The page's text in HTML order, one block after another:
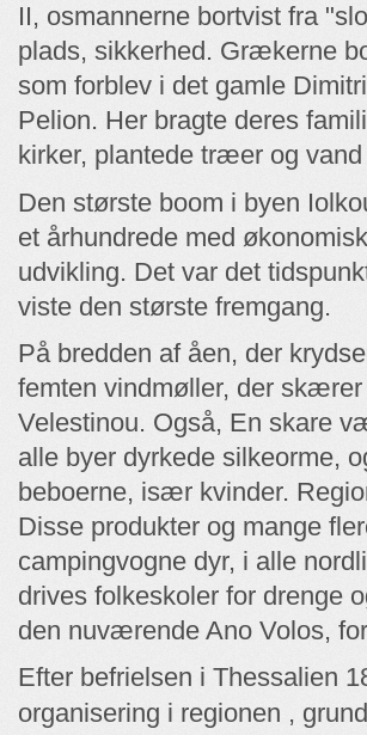
II, osmannerne bortvist fra
plads, sikkerhed. Grækerne
som forblev i det gamle
Pelion. Her bragte deres
kirker, plantede træer og
Den største boom i byen
et århundrede med
udvikling. Det var det
viste den største fremgang.
På bredden af ​​åen, der
femten vindmøller, der
Velestinou. Også, En skare
alle byer dyrkede silkeorme,
beboerne, især kvinder.
Disse produkter og mange
campingvogne dyr, i alle
drives folkeskoler for drenge
den nuværende Ano Volos,
Efter befrielsen i Thessalien
organisering i regionen ,